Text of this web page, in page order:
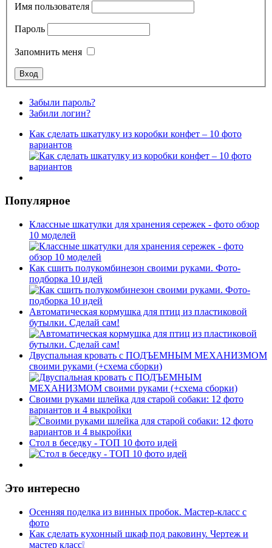
Имя пользователя
Пароль
Запомнить меня
Забыли пароль?
Забили логин?
Как сделать шкатулку из коробки конфет – 10 фото
вариантов
Популярное
Классные шкатулки для хранения сережек - фото обзор
10 моделей
Как сшить полукомбинезон своими руками. Фото-
подборка 10 идей
Автоматическая кормушка для птиц из пластиковой
бутылки. Сделай сам!
Двуспальная кровать с ПОДЪЕМНЫМ МЕХАНИЗМОМ
своими руками (+схема сборки)
Своими руками шлейка для старой собаки: 12 фото
вариантов и 4 выкройки
Стол в беседку - ТОП 10 фото идей
Это интересно
Осенняя поделка из винных пробок. Мастер-класс с
фото
Как сделать кухонный шкаф под раковину. Чертеж и
мастер класс❕